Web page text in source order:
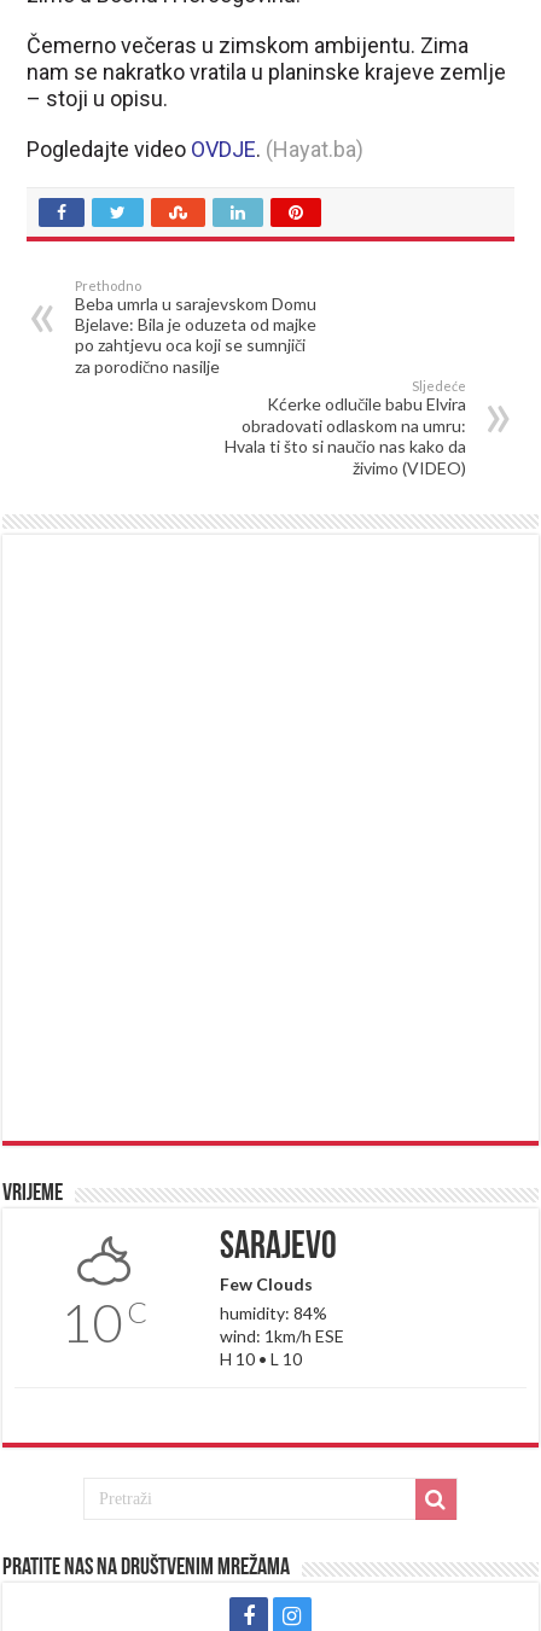
Čemerno večeras u zimskom ambijentu. Zima
nam se nakratko vratila u planinske krajeve zemlje
– stoji u opisu.
Pogledajte video OVDJE. (Hayat.ba)
Prethodno
Beba umrla u sarajevskom Domu
Bjelave: Bila je oduzeta od majke
po zahtjevu oca koji se sumnjiči
za porodično nasilje
Sljedeće
Kćerke odlučile babu Elvira
obradovati odlaskom na umru:
Hvala ti što si naučio nas kako da
živimo (VIDEO)
Vrijeme
10 C
Sarajevo
Few Clouds
humidity: 84%
wind: 1km/h ESE
H 10 • L 10
Pratite nas na društvenim mrežama